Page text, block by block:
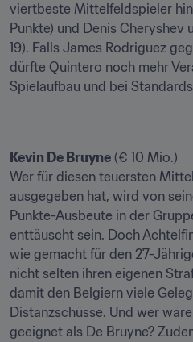
viertbeste Mittelfeldspieler
Punkte) und Denis Cheryshev
19). Falls James Rodriguez
dürfte Quintero noch mehr
Spielaufbau und bei
Kevin De Bruyne (€ 10 Mio.)
Wer für diesen teuersten
ausgegeben hat, wird von
Punkte-Ausbeute in der
enttäuscht sein. Doch
wie gemacht für den 27-
nicht selten ihren eigenen
damit den Belgiern viele
Distanzschüsse. Und wer
geeignet als De Bruyne?